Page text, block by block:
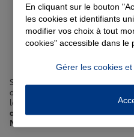
Votre
ou scooter à
Se déplacer àParis 18ème
dense et aux particularités
la moto ou le scooter,
une
affronter sereinement le
Montmartre
En cliquant sur le bouton
les cookies et identifiants
modifier vos choix à tout
cookies" accessible dans le
Gérer les cookies